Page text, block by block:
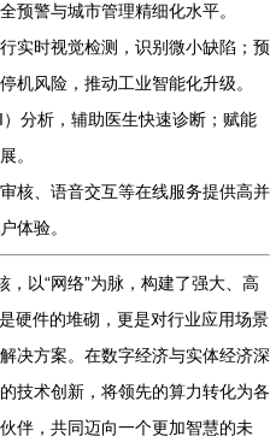
预警与城市管理精细化水平。
实时视觉检测，识别微小缺陷；预
机风险，推动工业智能化升级。
分析，辅助医生快速诊断；赋能
。
核、语音交互等在线服务提供高并
体验。
，以“网络”为脉，构建了强大、高
硬件的堆砌，更是对行业应用场景
决方案。在数字经济与实体经济深
技术创新，将领先的算力转化为各
伴，共同迈向一个更加智慧的未